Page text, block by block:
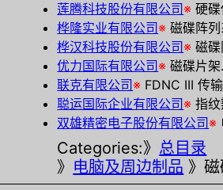
莲腾科技股份有限公司 ※硬
桦隆实业有限公司 ※磁碟阵
桦汉科技股份有限公司 ※磁
优力国际有限公司 ※磁碟片架
联克有限公司 ※ FDNC III 传
聪运国际企业有限公司 ※指
双雄精密电子股份有限公司 ※
Categories:》 总目录
》 电脑及周边制品 》